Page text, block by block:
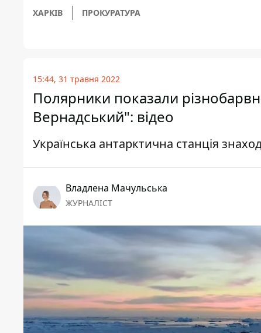
ХАРКІВ ПРОКУРАТУРА
15:44, 31 травня 2022
Полярники показали
Вернадський": відео
Українська антарктична станція
Владлена Мачульська
ЖУРНАЛІСТ